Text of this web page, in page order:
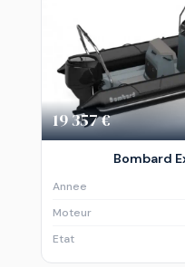
19 357 €
Bombard
Annee
Moteur
Etat